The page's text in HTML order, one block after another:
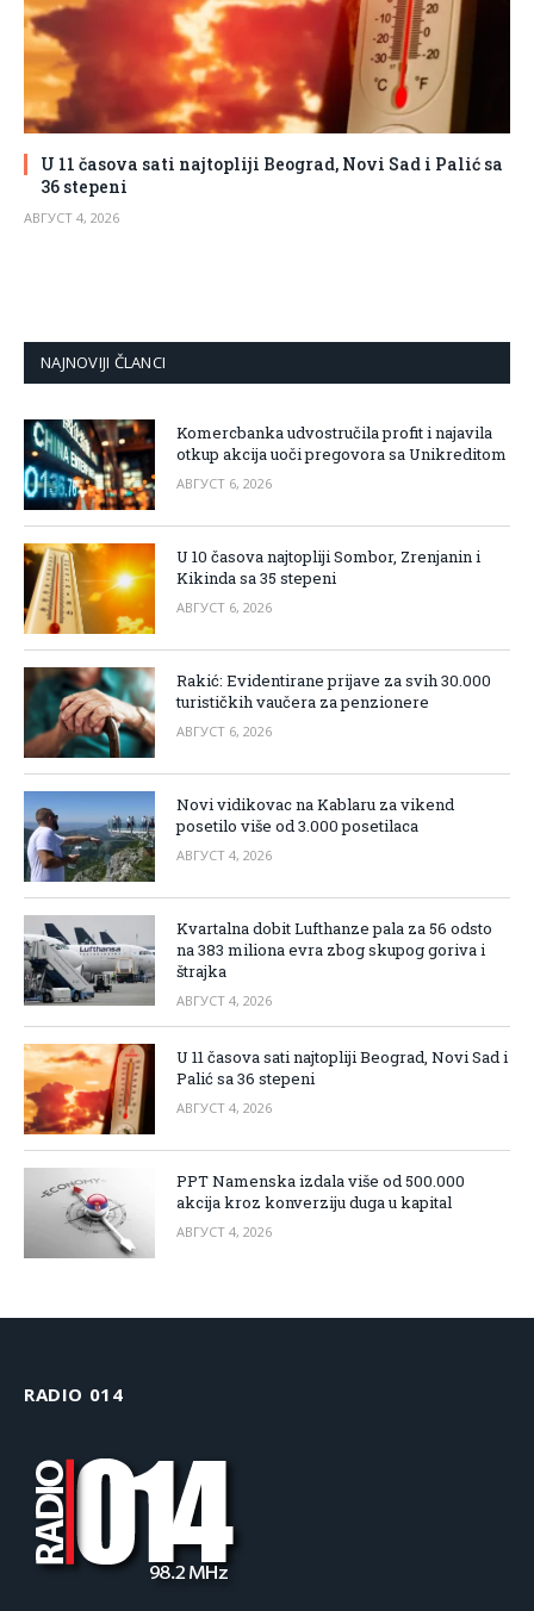
U 11 časova sati najtopliji Beograd, Novi Sad i Palić sa
36 stepeni
АВГУСТ 4, 2026
NAJNOVIJI ČLANCI
Komercbanka udvostručila profit i najavila
otkup akcija uoči pregovora sa Unikreditom
АВГУСТ 6, 2026
U 10 časova najtopliji Sombor, Zrenjanin i
Kikinda sa 35 stepeni
АВГУСТ 6, 2026
Rakić: Evidentirane prijave za svih 30.000
turističkih vaučera za penzionere
АВГУСТ 6, 2026
Novi vidikovac na Kablaru za vikend
posetilo više od 3.000 posetilaca
АВГУСТ 4, 2026
Kvartalna dobit Lufthanze pala za 56 odsto
na 383 miliona evra zbog skupog goriva i
štrajka
АВГУСТ 4, 2026
U 11 časova sati najtopliji Beograd, Novi Sad i
Palić sa 36 stepeni
АВГУСТ 4, 2026
PPT Namenska izdala više od 500.000
akcija kroz konverziju duga u kapital
АВГУСТ 4, 2026
RADIO 014